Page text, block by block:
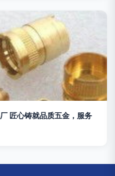
匠心铸就品质五金，服务